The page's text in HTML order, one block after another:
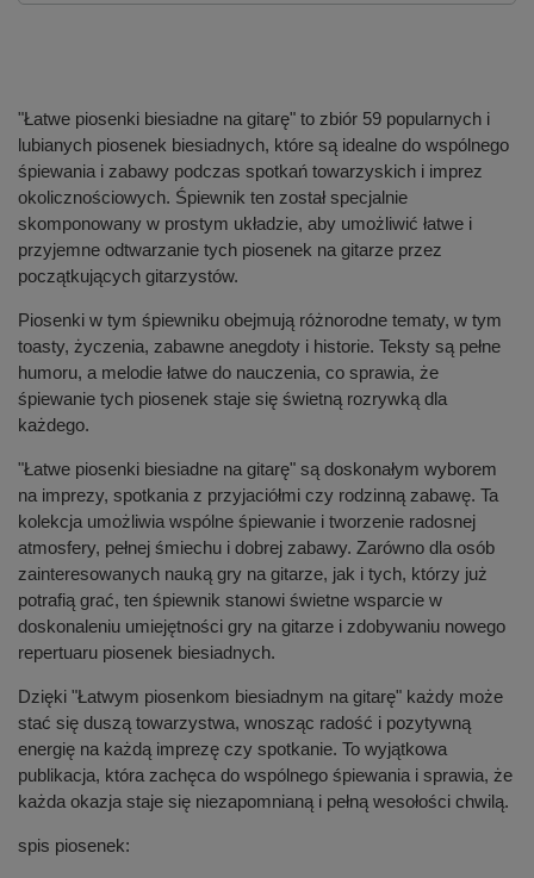
"Łatwe piosenki biesiadne na gitarę" to zbiór 59 popularnych i
lubianych piosenek biesiadnych, które są idealne do wspólnego
śpiewania i zabawy podczas spotkań towarzyskich i imprez
okolicznościowych. Śpiewnik ten został specjalnie
skomponowany w prostym układzie, aby umożliwić łatwe i
przyjemne odtwarzanie tych piosenek na gitarze przez
początkujących gitarzystów.
Piosenki w tym śpiewniku obejmują różnorodne tematy, w tym
toasty, życzenia, zabawne anegdoty i historie. Teksty są pełne
humoru, a melodie łatwe do nauczenia, co sprawia, że
śpiewanie tych piosenek staje się świetną rozrywką dla
każdego.
"Łatwe piosenki biesiadne na gitarę" są doskonałym wyborem
na imprezy, spotkania z przyjaciółmi czy rodzinną zabawę. Ta
kolekcja umożliwia wspólne śpiewanie i tworzenie radosnej
atmosfery, pełnej śmiechu i dobrej zabawy. Zarówno dla osób
zainteresowanych nauką gry na gitarze, jak i tych, którzy już
potrafią grać, ten śpiewnik stanowi świetne wsparcie w
doskonaleniu umiejętności gry na gitarze i zdobywaniu nowego
repertuaru piosenek biesiadnych.
Dzięki "Łatwym piosenkom biesiadnym na gitarę" każdy może
stać się duszą towarzystwa, wnosząc radość i pozytywną
energię na każdą imprezę czy spotkanie. To wyjątkowa
publikacja, która zachęca do wspólnego śpiewania i sprawia, że
każda okazja staje się niezapomnianą i pełną wesołości chwilą.
spis piosenek: